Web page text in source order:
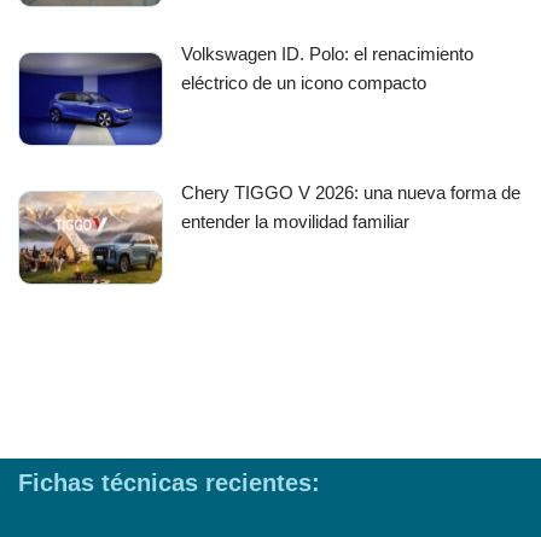
Volkswagen ID. Polo: el renacimiento
eléctrico de un icono compacto
Chery TIGGO V 2026: una nueva forma de
entender la movilidad familiar
Fichas técnicas recientes: